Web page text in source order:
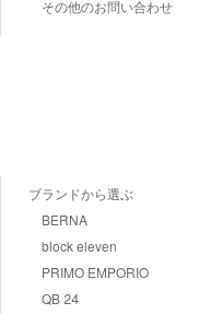
その他のお問い合わせ
ブランドから選ぶ
BERNA
block eleven
PRIMO EMPORIO
QB 24